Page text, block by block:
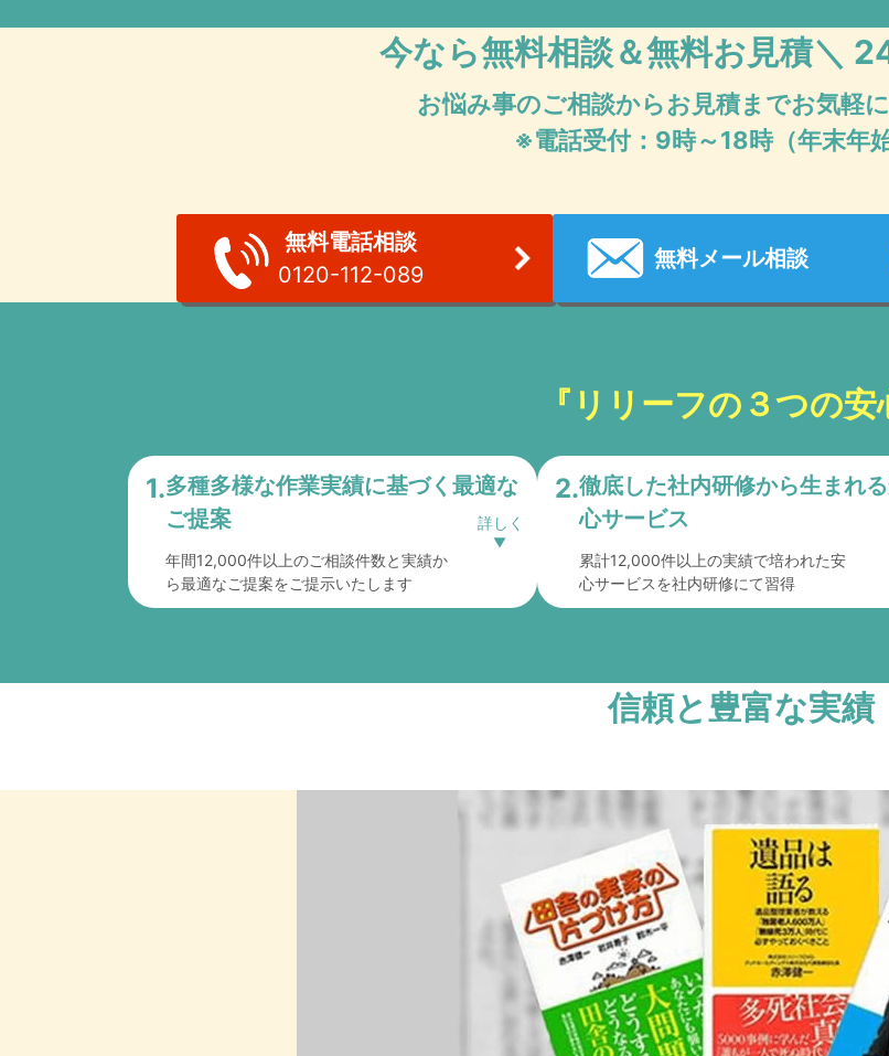
今なら無料相談＆無料お見積＼
お悩み事のご相談からお見積までお気軽
※電話受付：9時～18時（年末年始
無料電話相談
0120-112-089
無料メール相談
『リリーフの３つの安
1.多種多様な作業実績に基づく最適な
ご提案
年間12,000件以上のご相談件数と実績か
ら最適なご提案をご提示いたします
2.徹底した社内研修から生まれ
心サービス
累計12,000件以上の実績で培われた安
心サービスを社内研修にて習得
信頼と豊富な実績